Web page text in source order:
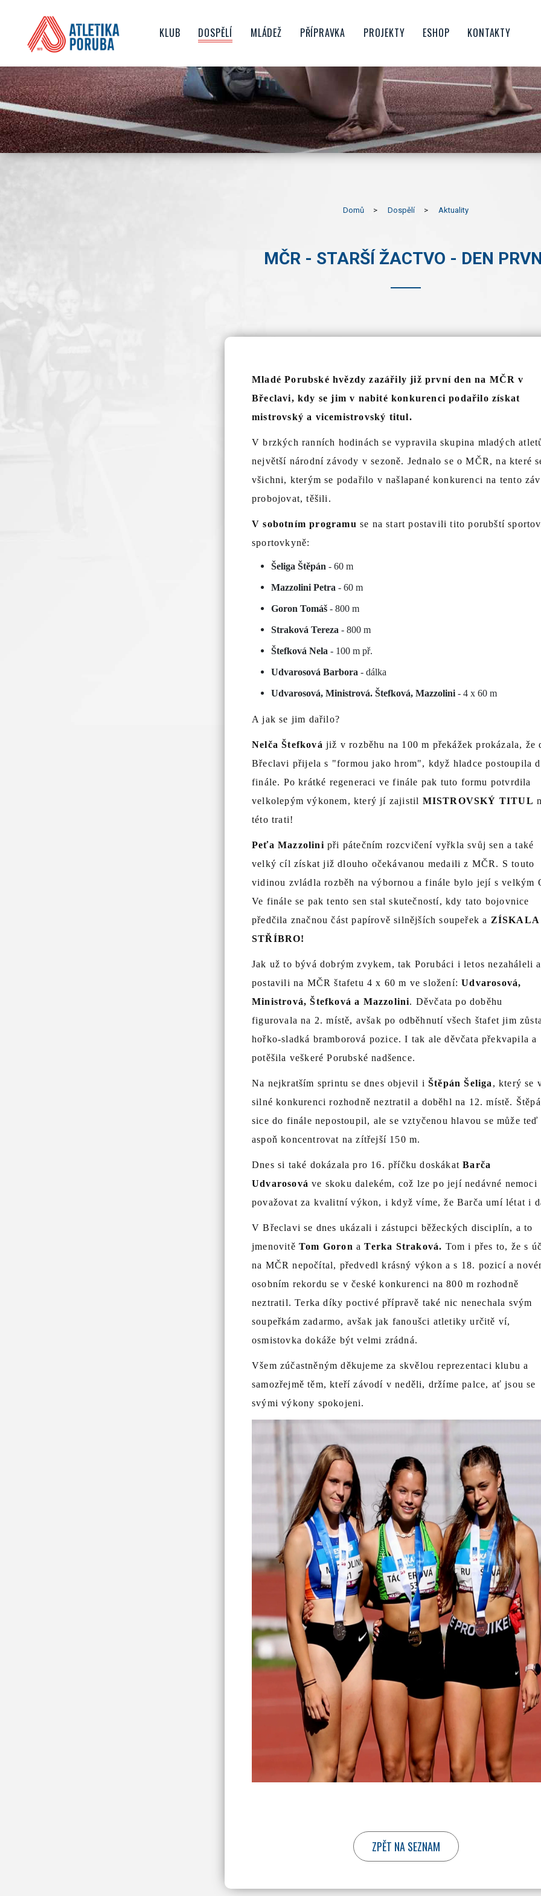
KLUB
HISTORIE KLUBU
NEJVĚTŠÍ ÚSPĚCHY
SPORTOVIŠTĚ
JAK SE STÁT ČLENEM KLUBU
ČLENSKÉ PŘÍSPĚVKY
DOSPĚLÍ
ZÁVODY
AKTUALITY
MLÁDEŽ
DOROST
JUNIOŘI
PŘÍPRAVKA
BENJAMÍNCI
MLADŠÍ PŘÍPRAVKA
STARŠÍ PŘÍPRAVKA
PROJEKTY
PŘÍMĚSTSKÉ TÁBORY
ATLETIKA PRO ŠKOLY
ATLETIKA PRO RODINU
KONDIČNÍ BĚHÁNÍ
PŘÍPRAVKOVÝ DESETIBOJ
POJĎ ZKUSIT ATLETIKU V
ESHOP KONTAKTY
Domů Dospělí Aktuality
MČR - STARŠÍ ŽACTVO - DEN
Mladé Porubské hvězdy zazářily již první den na MČR v
Břeclavi, kdy se jim v nabité konkurenci podařilo získat
mistrovský a vicemistrovský titul.
V brzkých ranních hodinách se vypravila skupina mladých
největší národní závody v sezoně. Jednalo se o MČR, na které
všichni, kterým se podařilo v našlapané konkurenci na tento
probojovat, těšili.
V sobotním programu se na start postavili tito porubští
sportovkyně:
Šeliga Štěpán - 60 m
Mazzolini Petra - 60 m
Goron Tomáš - 800 m
Straková Tereza - 800 m
Štefková Nela - 100 m př.
Udvarosová Barbora - dálka
Udvarosová, Ministrová. Štefková, Mazzolini - 4 x 60 m
A jak se jim dařilo?
Nelča Štefková již v rozběhu na 100 m překážek prokázala, že
Břeclavi přijela s "formou jako hrom", když hladce postoupila
finále. Po krátké regeneraci ve finále pak tuto formu potvrdila
velkolepým výkonem, který jí zajistil MISTROVSKÝ TITUL
této trati!
Peťa Mazzolini při pátečním rozcvičení vyřkla svůj sen a také
velký cíl získat již dlouho očekávanou medaili z MČR. S touto
vidinou zvládla rozběh na výbornou a finále bylo její s velkým
Ve finále se pak tento sen stal skutečností, kdy tato bojovnice
předčila značnou část papírově silnějších soupeřek a ZÍSKALA
STŘÍBRO!
Jak už to bývá dobrým zvykem, tak Porubáci i letos nezaháleli a
postavili na MČR štafetu 4 x 60 m ve složení:Udvarosová,
Ministrová, Štefková a Mazzolini. Děvčata po doběhu
figurovala na 2. místě, avšak po odběhnutí všech štafet jim
hořko-sladká bramborová pozice. I tak ale děvčata překvapila a
potěšila veškeré Porubské nadšence.
Na nejkratším sprintu se dnes objevil iŠtěpán Šeliga , který se
silné konkurenci rozhodně neztratil a doběhl na 12. místě.
sice do finále nepostoupil, ale se vztyčenou hlavou se může teď
aspoň koncentrovat na zítřejší 150 m.
Dnes si také dokázala pro 16. příčku doskákatBarča
Udvarosováve skoku dalekém, což lze po její nedávné nemoci
považovat za kvalitní výkon, i když víme, že Barča umí létat i
V Břeclavi se dnes ukázali i zástupci běžeckých disciplín, a to
jmenovitě Tom Goron aTerka Straková. Tom i přes to, že s
na MČR nepočítal, předvedl krásný výkon a s 18. pozicí a
osobním rekordu se v české konkurenci na 800 m rozhodně
neztratil. Terka díky poctivé přípravě také nic nenechala svým
soupeřkám zadarmo, avšak jak fanoušci atletiky určitě ví,
osmistovka dokáže být velmi zrádná.
Všem zúčastněným děkujeme za skvělou reprezentaci klubu a
samozřejmě těm, kteří závodí v neděli, držíme palce, ať jsou se
svými výkony spokojeni.